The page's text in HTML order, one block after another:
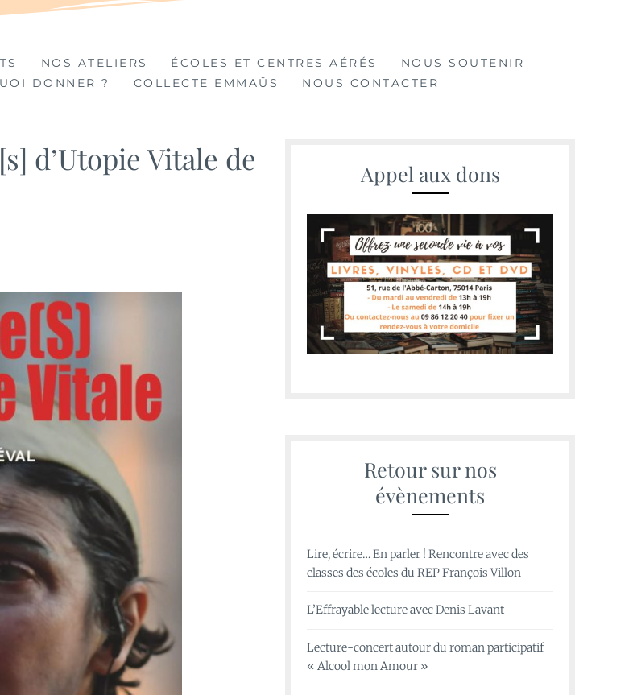
NOS ATELIERS ÉCOLES ET CENTRES AÉRÉS
NOUS SOUTENIR
DONNER ? COLLECTE EMMAÜS NOUS CONTACTER
d’Utopie Vitale de
Appel aux dons
Retour sur nos
évènements
Lire, écrire… En parler ! Rencontre avec des
classes des écoles du REP François Villon
L’Effrayable lecture avec Denis Lavant
Lecture-concert autour du roman participatif
« Alcool mon Amour »